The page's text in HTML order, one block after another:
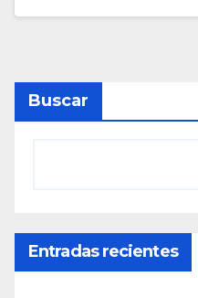
Buscar
Entradas recientes